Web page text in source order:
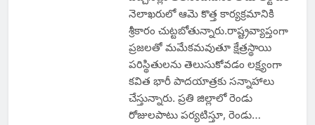
నెలాఖరులో ఆమె కొత్త కార్యక్రమానికి
శ్రీకారం చుట్టబోతున్నారు.రాష్ట్రవ్యాప్తంగా
ప్రజలతో మమేకమవుతూ క్షేత్రస్థాయి
పరిస్థితులను తెలుసుకోవడం లక్ష్యంగా
కవిత భారీ పాదయాత్రకు సన్నాహాలు
చేస్తున్నారు. ప్రతి జిల్లాలో రెండు
రోజులపాటు పర్యటిస్తూ, రెండు…